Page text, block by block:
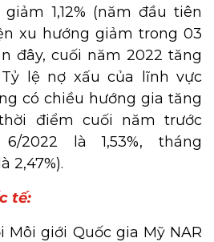
1,12% (năm đầu tiên
xu hướng giảm trong 03
đây, cuối năm 2022 tăng
Tỷ lệ nợ xấu của lĩnh vực
có chiều hướng gia tăng
điểm cuối năm trước
2022 là 1,53%, tháng
2,47%).
tế:
Môi giới Quốc gia Mỹ NAR